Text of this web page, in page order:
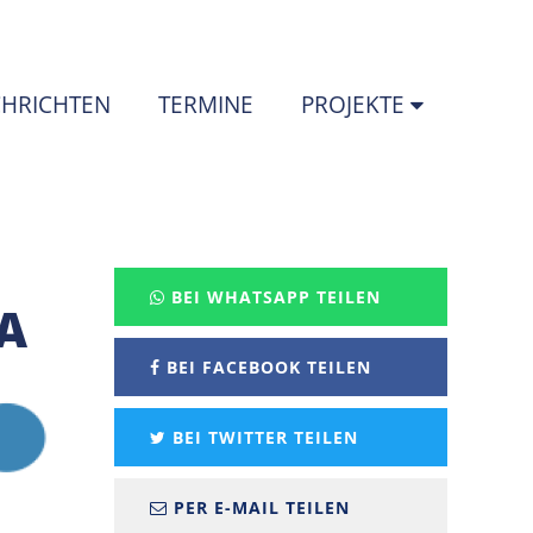
TERMINE PROJEKTE
BEI WHATSAPP TEILEN
BEI FACEBOOK TEILEN
BEI TWITTER TEILEN
PER E-MAIL TEILEN